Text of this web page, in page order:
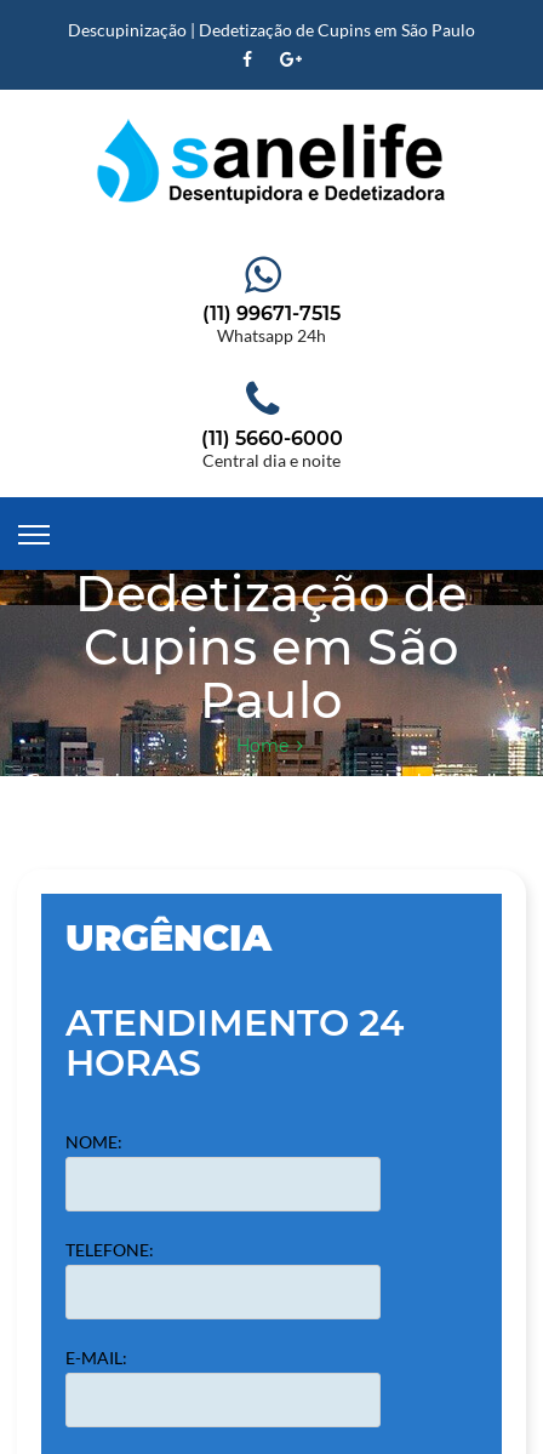
Descupinização | Dedetização de Cupins em São Paulo
(11) 99671-7515
Whatsapp 24h
(11) 5660-6000
Central dia e noite
Dedetização de
Cupins em São
Paulo
Home
Garanta mais segurança e saúde em sua casa ou local de trabalho.
URGÊNCIA
ATENDIMENTO 24
HORAS
NOME:
TELEFONE:
E-MAIL: